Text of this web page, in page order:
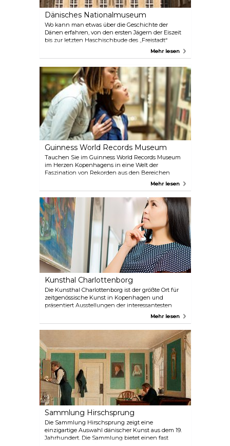
Dänisches Nationalmuseum
Wo kann man etwas über die Geschichte der
Dänen erfahren, von den ersten Jägern der Eiszeit
bis zur letzten Haschischbude des „Freistadt“
Christiania? Und wo können Sie eine der weltweit
Nationalmuseum ist ein Muss für jeden
Kopenhagen-Besucher. Als Dänemarks wichtigstes
und größtes kulturgeschichtliches Museum
beherbergt es eine breite Palette faszinierender
Ausstellungen.
Mehr lesen
Guinness World Records Museum
Tauchen Sie im Guinness World Records Museum
im Herzen Kopenhagens in eine Welt der
Faszination von Rekorden aus den Bereichen
Sport, Kunst, Natur, Wissenschaft, Mode und Musik
Persönlichkeiten wie dem größten Mann der Welt
mit 272 cm oder werden Sie Zeuge des Spektakels
von 1.382.101 umgestürzten Dominosteinen.
Tauchen Sie ein in die Welt der Musik mit Michael
Jackson und in die Welt der Mode mit Marilyn
Monroe. Dieses familienfreundliche Erlebnis
verspricht eine unterhaltsame Reise durch
fesselnde Rekorde und ikonische Persönlichkeiten.
Mehr lesen
Kunsthal Charlottenborg
Die Kunsthal Charlottenborg ist der größte Ort für
zeitgenössische Kunst in Kopenhagen und
präsentiert Ausstellungen der interessantesten
Künstler aus Dänemark und der ganzen Welt. Sie
können auch das großartige Café besuchen, das im
Sommer im Freien serviert, sowie die
Buchhandlung – Motto Charlottenborg. Die
Kunsthal Charlottenborg befindet sich am Nyhavn,
direkt am Kanal, gleich hinter dem Kongens
Nytorv.
Mehr lesen
Sammlung Hirschsprung
Die Sammlung Hirschsprung zeigt eine
einzigartige Auswahl dänischer Kunst aus dem 19.
Jahrhundert. Die Sammlung bietet einen fast